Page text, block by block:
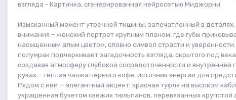
взгляда - Картинка, сгенерированная нейросетью Миджорни
Изысканный момент утренней тишины, запечатленный в деталях.
внимания – женский портрет крупным планом, где губы
насыщенным алым цветом, словно символ страсти и уверенности.
полумрак подчеркивает загадочность взгляда, скрытого под
создавая атмосферу глубокой сосредоточенности и внутренней
руках – тёплая чашка чёрного кофе, источник энергии для
Рядом с ней — элегантный акцент: красная туфля на высоком
украшенная букетом свежих тюльпанов, перевязанных крупстой